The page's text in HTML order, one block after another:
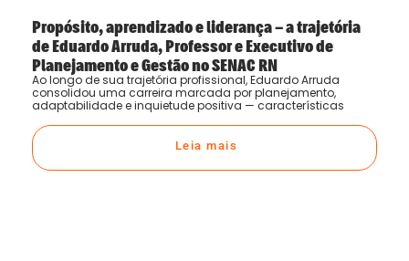
Propósito, aprendizado e liderança – a trajetória
de Eduardo Arruda, Professor e Executivo de
Planejamento e Gestão no SENAC RN
Ao longo de sua trajetória profissional, Eduardo Arruda
consolidou uma carreira marcada por planejamento,
adaptabilidade e inquietude positiva — características
Leia mais